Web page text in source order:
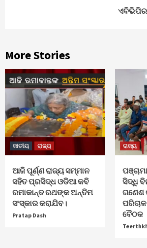
ଏବିଭିପିର
More Stories
ଜାତୀୟ ରାଜ୍ୟ
ଆଜି ପୂର୍ଣ୍ଣ ରାଜ୍ୟ ସମ୍ମାନ
ସହିତ ପ୍ରସିଦ୍ଧ ଓଡିଆ କବି
ରମାକାନ୍ତ ରଥଙ୍କ ଅନ୍ତିମ
ସଂସ୍କାର କରାଯିବ।
Pratap Dash
ରାଜ୍ୟ
ସିଦ୍ଧି
ଗଣେଶ
ବୈଠକ